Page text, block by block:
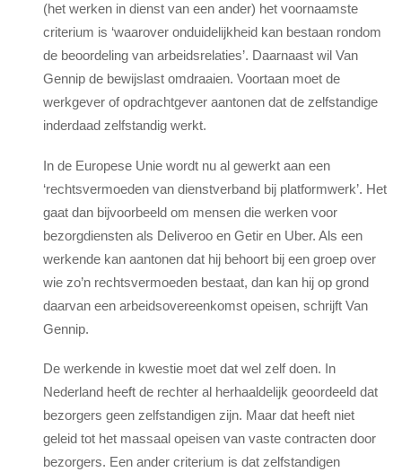
(het werken in dienst van een ander) het voornaamste
criterium is ‘waarover onduidelijkheid kan bestaan rondom
de beoordeling van arbeidsrelaties’. Daarnaast wil Van
Gennip de bewijslast omdraaien. Voortaan moet de
werkgever of opdrachtgever aantonen dat de zelfstandige
inderdaad zelfstandig werkt.
In de Europese Unie wordt nu al gewerkt aan een
‘rechtsvermoeden van dienstverband bij platformwerk’. Het
gaat dan bijvoorbeeld om mensen die werken voor
bezorgdiensten als Deliveroo en Getir en Uber. Als een
werkende kan aantonen dat hij behoort bij een groep over
wie zo’n rechtsvermoeden bestaat, dan kan hij op grond
daarvan een arbeidsovereenkomst opeisen, schrijft Van
Gennip.
De werkende in kwestie moet dat wel zelf doen. In
Nederland heeft de rechter al herhaaldelijk geoordeeld dat
bezorgers geen zelfstandigen zijn. Maar dat heeft niet
geleid tot het massaal opeisen van vaste contracten door
bezorgers. Een ander criterium is dat zelfstandigen